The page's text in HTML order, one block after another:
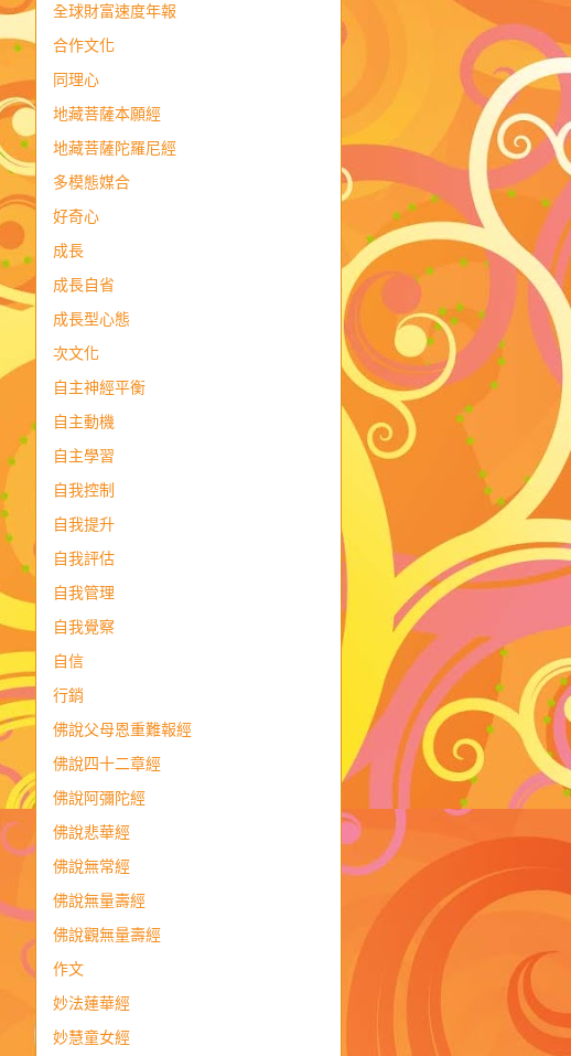
全球財富速度年報
合作文化
同理心
地藏菩薩本願經
地藏菩薩陀羅尼經
多模態媒合
好奇心
成長
成長自省
成長型心態
次文化
自主神經平衡
自主動機
自主學習
自我控制
自我提升
自我評估
自我管理
自我覺察
自信
行銷
佛說父母恩重難報經
佛說四十二章經
佛說阿彌陀經
佛說悲華經
佛說無常經
佛說無量壽經
佛說觀無量壽經
作文
妙法蓮華經
妙慧童女經